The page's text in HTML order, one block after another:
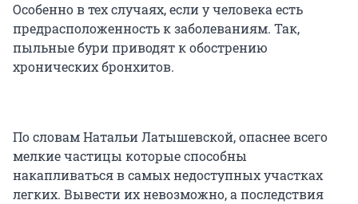
Особенно в тех случаях, если у человека есть
предрасположенность к заболеваниям. Так,
пыльные бури приводят к обострению
хронических бронхитов.
По словам Натальи Латышевской, опаснее всего
мелкие частицы которые способны
накапливаться в самых недоступных участках
легких. Вывести их невозможно, а последствия